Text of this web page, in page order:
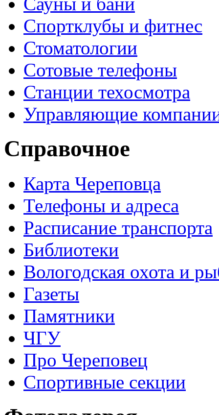
Спортклубы и фитнес
Стоматологии
Сотовые телефоны
Станции техосмотра
Управляющие
Справочное
Карта Череповца
Телефоны и адреса
Расписание транспорта
Библиотеки
Вологодская охота и
Газеты
Памятники
ЧГУ
Про Череповец
Спортивные секции